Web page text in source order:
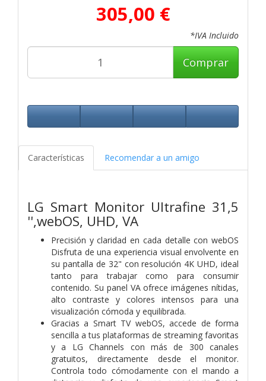
305,00 €
*IVA Incluido
Comprar
Características Recomendar a un amigo
LG Smart Monitor Ultrafine 31,5
'',webOS, UHD, VA
Precisión y claridad en cada detalle con webOS
Disfruta de una experiencia visual envolvente en
su pantalla de 32" con resolución 4K UHD, ideal
tanto para trabajar como para consumir
contenido. Su panel VA ofrece imágenes nítidas,
alto contraste y colores intensos para una
visualización cómoda y equilibrada.
Gracias a Smart TV webOS, accede de forma
sencilla a tus plataformas de streaming favoritas
y a LG Channels con más de 300 canales
gratuitos, directamente desde el monitor.
Controla todo cómodamente con el mando a